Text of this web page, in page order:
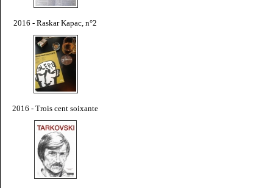
2016 - Raskar Kapac, n°2
2016 - Trois cent soixante